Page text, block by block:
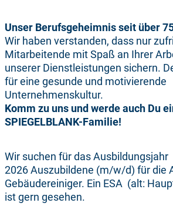
Unser Berufsgeheimnis seit über
Wir haben verstanden, dass nur
Mitarbeitende mit Spaß an Ihrer
unserer Dienstleistungen sichern.
für eine gesunde und motivierende
Unternehmenskultur.
Komm zu uns und werde auch Du
SPIEGELBLANK-Familie!
Wir suchen für das Ausbildungsjahr
2026 Auszubildene (m/w/d) für die
Gebäudereiniger. Ein ESA (alt:
ist gern gesehen.